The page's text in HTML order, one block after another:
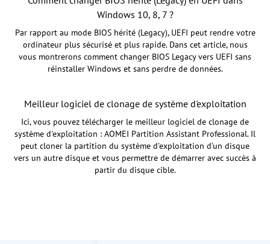
Windows 10, 8, 7 ?
Par rapport au mode BIOS hérité (Legacy), UEFI peut rendre votre
ordinateur plus sécurisé et plus rapide. Dans cet article, nous
vous montrerons comment changer BIOS Legacy vers UEFI sans
réinstaller Windows et sans perdre de données.
Meilleur logiciel de clonage de système d'exploitation
Ici, vous pouvez télécharger le meilleur logiciel de clonage de
système d'exploitation : AOMEI Partition Assistant Professional. Il
peut cloner la partition du système d'exploitation d'un disque
vers un autre disque et vous permettre de démarrer avec succès à
partir du disque cible.